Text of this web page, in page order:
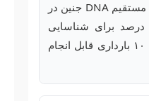
DNA آزاد جنینی) با بررسی مستقیم DNA جنین در
خون مادر، دقت بالای ۹۹ درصد برای شناسایی
سندرم داون دارد و از هفته ۱۰ بارداری قابل انجام